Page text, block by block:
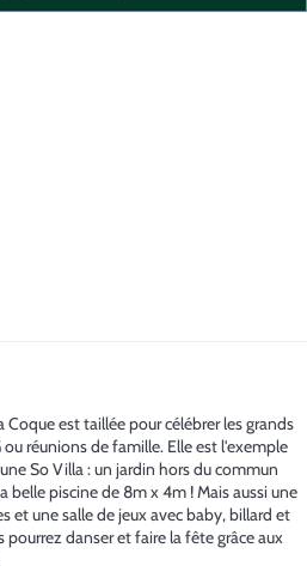
est taillée pour célébrer les grands
réunions de famille. Elle est l'exemple
So Villa : un jardin hors du commun
belle piscine de 8m x 4m ! Mais aussi une
et une salle de jeux avec baby, billard et
danser et faire la fête grâce aux